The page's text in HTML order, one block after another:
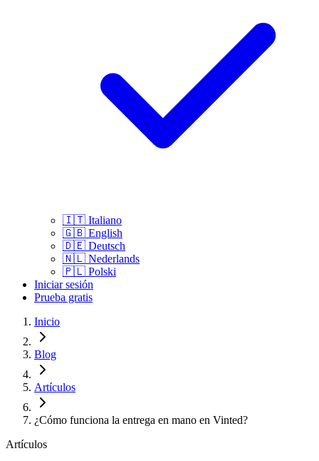
🇮🇹 Italiano
🇬🇧 English
🇩🇪 Deutsch
🇳🇱 Nederlands
🇵🇱 Polski
Iniciar sesión
Prueba gratis
Inicio
Blog
Artículos
¿Cómo funciona la entrega en mano en Vinted?
Artículos